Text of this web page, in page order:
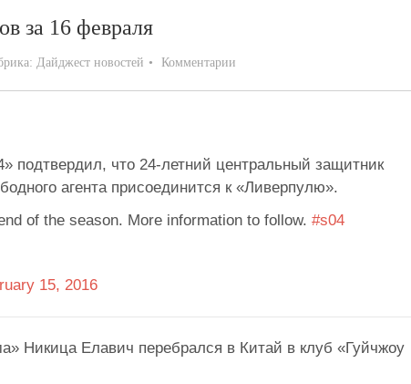
за 16 февраля
Дайджест новостей Комментарии
подтвердил, что 24-летний центральный защитник
агента присоединится к «Ливерпулю».
of the season. More information to follow. #s04
15, 2016
Никица Елавич перебрался в Китай в клуб «Гуйчжоу